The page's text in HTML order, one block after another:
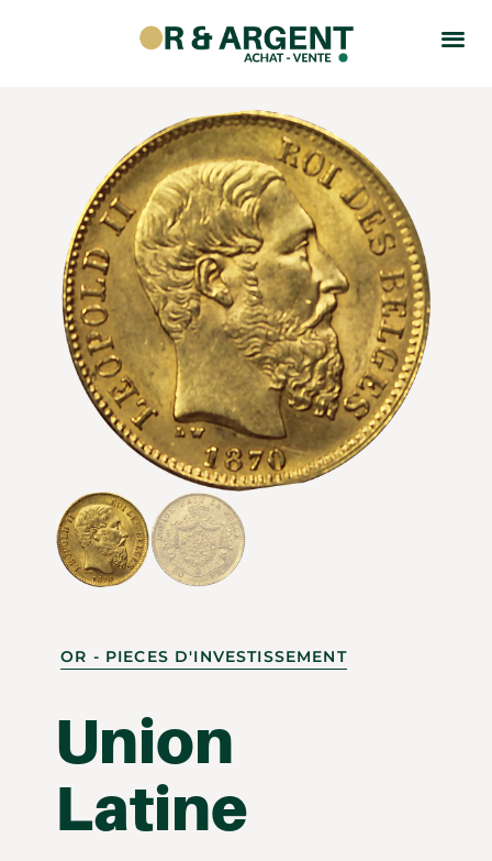
OR - PIECES D'INVESTISSEMENT
Union
Latine